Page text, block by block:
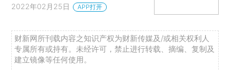
2022年02月25日 APP打开
财新网所刊载内容之知识产权为财新传媒及/或相关权利人
专属所有或持有。未经许可，禁止进行转载、摘编、复制及
建立镜像等任何使用。